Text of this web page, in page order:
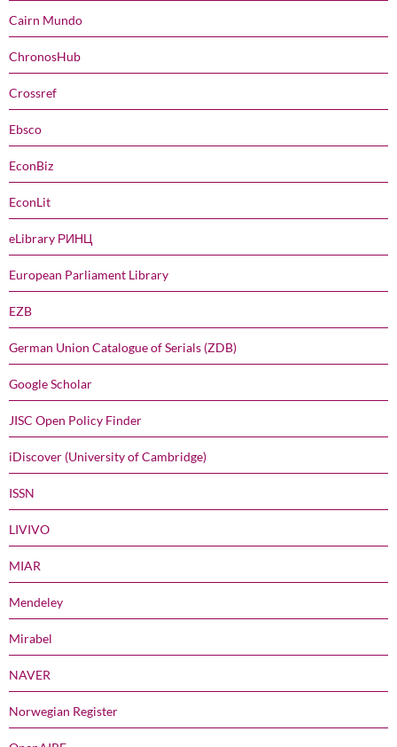
Cairn Mundo
ChronosHub
Crossref
Ebsco
EconBiz
EconLit
eLibrary РИНЦ
European Parliament Library
EZB
German Union Catalogue of Serials (ZDB)
Google Scholar
JISC Open Policy Finder
iDiscover (University of Cambridge)
ISSN
LIVIVO
MIAR
Mendeley
Mirabel
NAVER
Norwegian Register